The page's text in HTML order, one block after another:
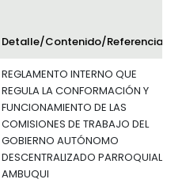
Detalle/Contenido/Referencia
REGLAMENTO INTERNO QUE
REGULA LA CONFORMACIÓN Y
FUNCIONAMIENTO DE LAS
COMISIONES DE TRABAJO DEL
GOBIERNO AUTÓNOMO
DESCENTRALIZADO PARROQUIAL
AMBUQUI